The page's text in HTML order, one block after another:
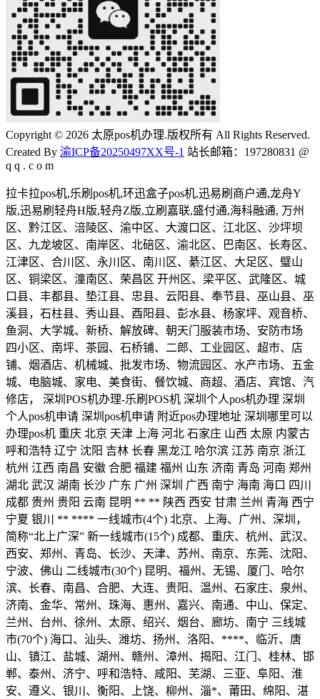
Copyright © 2026 太原pos机办理.版权所有 All Rights Reserved.
Created By 渝ICP备20250497XX号-1 站长邮箱：197280831 @
q q . c o m
拉卡拉pos机,乐刷pos机,环迅盒子pos机,迅易刷商户通,龙舟Y
版,迅易刷轻舟H版,轻舟Z版,立刷嘉联,盛付通,海科融通, 万州
区、黔江区、涪陵区、渝中区、大渡口区、江北区、沙坪坝
区、九龙坡区、南岸区、北碚区、渝北区、巴南区、长寿区、
江津区、合川区、永川区、南川区、綦江区、大足区、璧山
区、铜梁区、潼南区、荣昌区 开州区、梁平区、武隆区、城
口县、丰都县、垫江县、忠县、云阳县、奉节县、巫山县、巫
溪县，石柱县、秀山县、酉阳县、彭水县、杨家坪、观音桥、
鱼洞、大学城、新桥、解放碑、朝天门服装市场、安防市场
四小区、南坪、茶园、石桥铺、二郎、工业园区、超市、店
铺、烟酒店、机械城、批发市场、物流园区、水产市场、五金
城、电脑城、家电、美食街、餐饮城、商超、酒店、宾馆、汽
修店， 深圳POS机办理-乐刷POS机 深圳个人pos机办理 深圳
个人pos机申请 深圳pos机申请 附近pos办理地址 深圳哪里可以
办理pos机 重庆 北京 天津 上海 河北 石家庄 山西 太原 内蒙古
呼和浩特 辽宁 沈阳 吉林 长春 黑龙江 哈尔滨 江苏 南京 浙江
杭州 江西 南昌 安徽 合肥 福建 福州 山东 济南 青岛 河南 郑州
湖北 武汉 湖南 长沙 广东 广州 深圳 广西 南宁 海南 海口 四川
成都 贵州 贵阳 云南 昆明 ** ** 陕西 西安 甘肃 兰州 青海 西宁
宁夏 银川 ** **** 一线城市(4个) 北京、上海、广州、深圳，
简称“北上广深” 新一线城市(15个) 成都、重庆、杭州、武汉、
西安、郑州、青岛、长沙、天津、苏州、南京、东莞、沈阳、
宁波、佛山 二线城市(30个) 昆明、福州、无锡、厦门、哈尔
滨、长春、南昌、合肥、大连、贵阳、温州、石家庄、泉州、
济南、金华、常州、珠海、惠州、嘉兴、南通、中山、保定、
兰州、台州、徐州、太原、绍兴、烟台、廊坊、南宁 三线城
市(70个) 海口、汕头、潍坊、扬州、洛阳、****、临沂、唐
山、镇江、盐城、湖州、赣州、漳州、揭阳、江门、桂林、邯
郸、泰州、济宁、呼和浩特、咸阳、芜湖、三亚、阜阳、淮
安、遵义、银川、衡阳、上饶、柳州、淄*、莆田、绵阳、湛